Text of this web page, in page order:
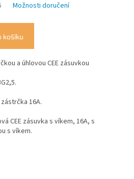
Možnosti doručení
košíku
a úhlovou CEE zásuvkou
16A.
CEE zásuvka s víkem, 16A, s
s víkem.